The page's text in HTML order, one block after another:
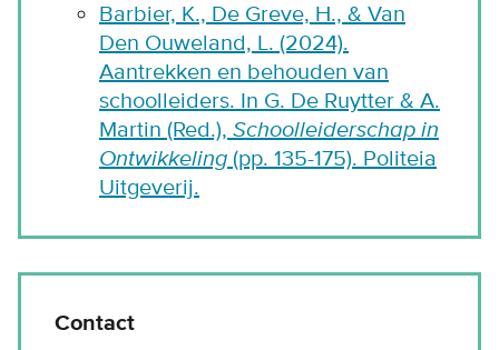
Barbier, K., De Greve, H., & Van
Den Ouweland, L. (2024).
Aantrekken en behouden van
schoolleiders. In G. De Ruytter & A.
Martin (Red.), Schoolleiderschap in
Ontwikkeling (pp. 135-175). Politeia
Uitgeverij.
Contact